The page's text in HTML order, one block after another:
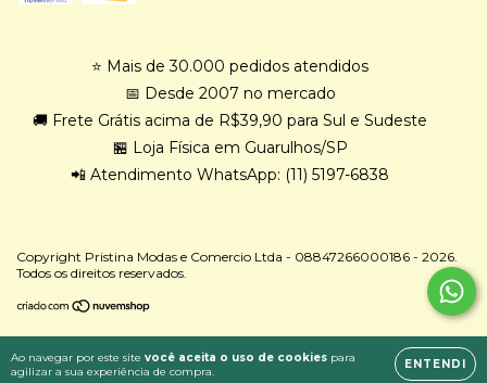
Ao navegar por este site você aceita o uso de cookies para
agilizar a sua experiência de compra.
ENTENDI
⭐ Mais de 30.000 pedidos atendidos
📅 Desde 2007 no mercado
🚚 Frete Grátis acima de R$39,90 para Sul e Sudeste
🏪 Loja Física em Guarulhos/SP
📲 Atendimento WhatsApp: (11) 5197-6838
Copyright Pristina Modas e Comercio Ltda - 08847266000186 - 2026.
Todos os direitos reservados.